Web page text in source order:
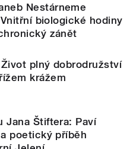
Nestárneme
biologické hodiny
zánět
plný dobrodružství
krážem
Jana Štiftera: Paví
poetický příběh